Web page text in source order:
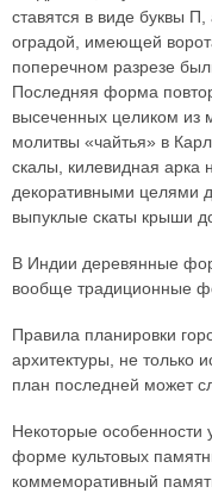
ставятся в виде буквы
оградой, имеющей
поперечном разрезе
Последняя форма
высеченных целиком из
молитвы «чайтья» в
скалы, килевидная арка
декоративными целями
выпуклые скаты крыши
В Индии деревянные
вообще традиционные
Правила планировки
архитектуры, не только
план последней может
Некоторые особенности
форме культовых
коммеморативный